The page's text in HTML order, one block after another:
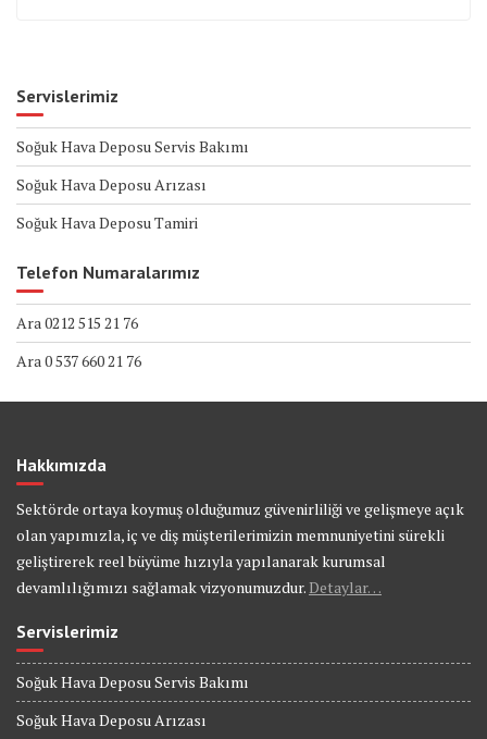
Servislerimiz
Soğuk Hava Deposu Servis Bakımı
Soğuk Hava Deposu Arızası
Soğuk Hava Deposu Tamiri
Telefon Numaralarımız
Ara 0212 515 21 76
Ara 0 537 660 21 76
Hakkımızda
Sektörde ortaya koymuş olduğumuz güvenirliliği ve gelişmeye açık
olan yapımızla, iç ve diş müşterilerimizin memnuniyetini sürekli
geliştirerek reel büyüme hızıyla yapılanarak kurumsal
devamlılığımızı sağlamak vizyonumuzdur.Detaylar…
Servislerimiz
Soğuk Hava Deposu Servis Bakımı
Soğuk Hava Deposu Arızası